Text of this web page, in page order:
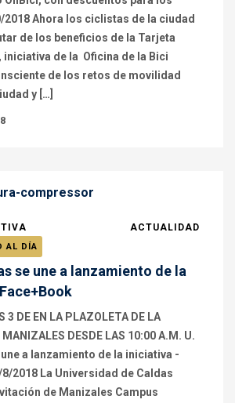
Ahora los ciclistas de la ciudad
de los beneficios de la Tarjeta
iniciativa de la Oficina de la Bici
de los retos de movilidad
y […]
ACTUALIDAD
AL DÍA
se une a lanzamiento de la
3 DE EN LA PLAZOLETA DE LA
DESDE LAS 10:00 A.M. U.
a lanzamiento de la iniciativa -
8/2018 La Universidad de Caldas
de Manizales Campus